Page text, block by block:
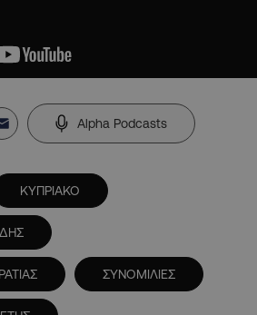
Alpha Podcasts
ΚΥΠΡΙΑΚΟ
ΣΥΝΟΜΙΛΙΕΣ